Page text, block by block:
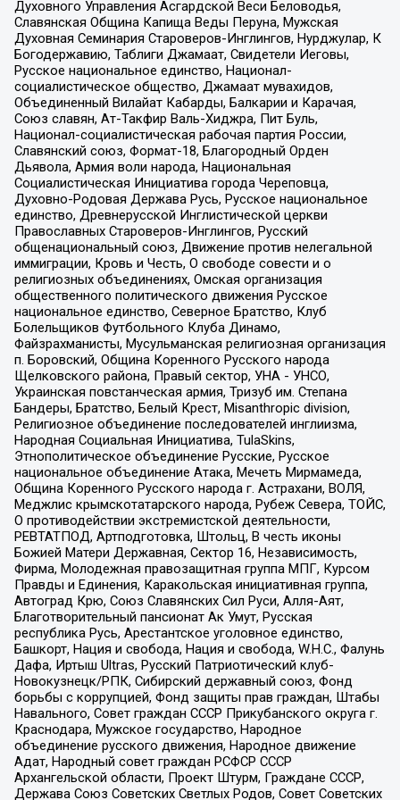
Духовного Управления Асгардской Веси Беловодья,
Славянская Община Капища Веды Перуна, Мужская
Духовная Семинария Староверов-Инглингов, Нурджулар, К
Богодержавию, Таблиги Джамаат, Свидетели Иеговы,
Русское национальное единство, Национал-
социалистическое общество, Джамаат мувахидов,
Объединенный Вилайат Кабарды, Балкарии и Карачая,
Союз славян, Ат-Такфир Валь-Хиджра, Пит Буль,
Национал-социалистическая рабочая партия России,
Славянский союз, Формат-18, Благородный Орден
Дьявола, Армия воли народа, Национальная
Социалистическая Инициатива города Череповца,
Духовно-Родовая Держава Русь, Русское национальное
единство, Древнерусской Инглистической церкви
Православных Староверов-Инглингов, Русский
общенациональный союз, Движение против нелегальной
иммиграции, Кровь и Честь, О свободе совести и о
религиозных объединениях, Омская организация
общественного политического движения Русское
национальное единство, Северное Братство, Клуб
Болельщиков Футбольного Клуба Динамо,
Файзрахманисты, Мусульманская религиозная организация
п. Боровский, Община Коренного Русского народа
Щелковского района, Правый сектор, УНА - УНСО,
Украинская повстанческая армия, Тризуб им. Степана
Бандеры, Братство, Белый Крест, Misanthropic division,
Религиозное объединение последователей инглиизма,
Народная Социальная Инициатива, TulaSkins,
Этнополитическое объединение Русские, Русское
национальное объединение Атака, Мечеть Мирмамеда,
Община Коренного Русского народа г. Астрахани, ВОЛЯ,
Меджлис крымскотатарского народа, Рубеж Севера, ТОЙС,
О противодействии экстремистской деятельности,
РЕВТАТПОД, Артподготовка, Штольц, В честь иконы
Божией Матери Державная, Сектор 16, Независимость,
Фирма, Молодежная правозащитная группа МПГ, Курсом
Правды и Единения, Каракольская инициативная группа,
Автоград Крю, Союз Славянских Сил Руси, Алля-Аят,
Благотворительный пансионат Ак Умут, Русская
республика Русь, Арестантское уголовное единство,
Башкорт, Нация и свобода, Нация и свобода, W.H.С., Фалунь
Дафа, Иртыш Ultras, Русский Патриотический клуб-
Новокузнецк/РПК, Сибирский державный союз, Фонд
борьбы с коррупцией, Фонд защиты прав граждан, Штабы
Навального, Совет граждан СССР Прикубанского округа г.
Краснодара, Мужское государство, Народное
объединение русского движения, Народное движение
Адат, Народный совет граждан РСФСР СССР
Архангельской области, Проект Штурм, Граждане СССР,
Держава Союз Советских Светлых Родов, Совет Советских